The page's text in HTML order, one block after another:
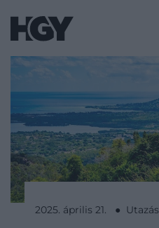
2025. április 21. ● Utazás